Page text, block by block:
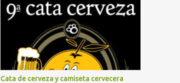
Cata de cerveza y camiseta cervecera